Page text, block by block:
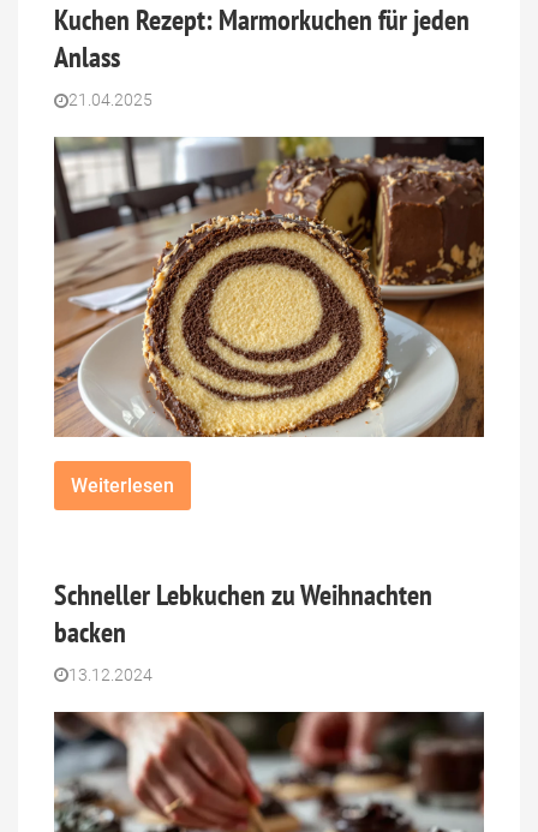
Kuchen Rezept: Marmorkuchen für jeden
Anlass
21.04.2025
Weiterlesen
Schneller Lebkuchen zu Weihnachten
backen
13.12.2024